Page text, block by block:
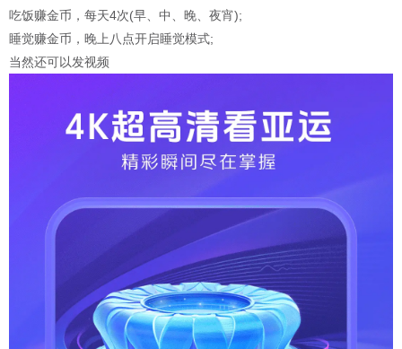
吃饭赚金币，每天4次(早、中、晚、夜宵);
睡觉赚金币，晚上八点开启睡觉模式;
当然还可以发视频